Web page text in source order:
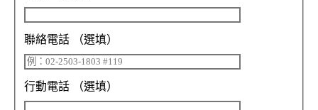
聯絡電話 （選填）
行動電話 （選填）